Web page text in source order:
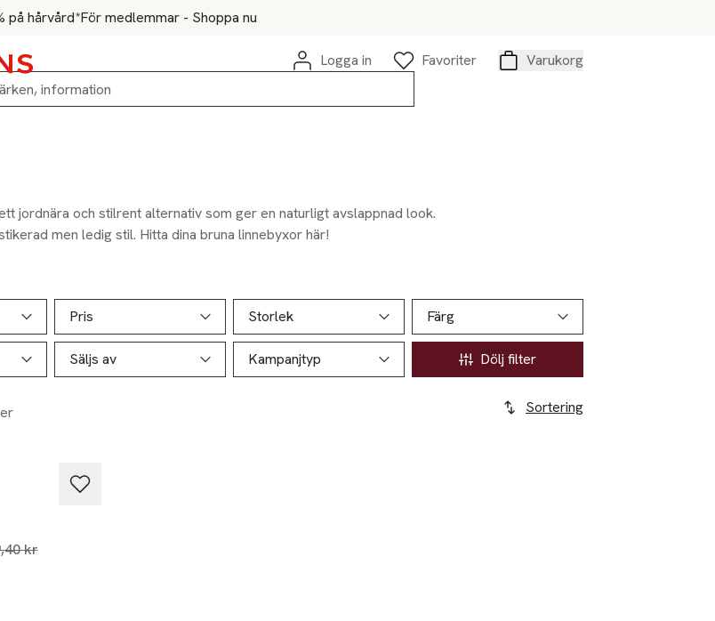
på hårvård*För medlemmar - Shoppa nu
Logga in
Favoriter
Varukorg
jordnära och stilrent alternativ som ger en naturligt avslappnad look.
men ledig stil. Hitta dina bruna linnebyxor här!
Pris Storlek Färg
Säljs av Kampanjtyp Dölj filter
Sortering
pris 30 dagar
kr